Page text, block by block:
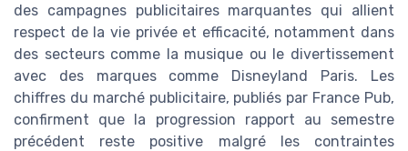
des campagnes publicitaires marquantes qui allient
respect de la vie privée et efficacité, notamment dans
des secteurs comme la musique ou le divertissement
avec des marques comme Disneyland Paris. Les
chiffres du marché publicitaire, publiés par France Pub,
confirment que la progression rapport au semestre
précédent reste positive malgré les contraintes